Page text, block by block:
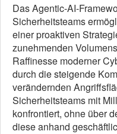
Das Agentic-AI-
Sicherheitsteams
einer proaktiven
zunehmenden
Raffinesse moderner
durch die steigende
verändernden
Sicherheitsteams mit
konfrontiert, ohne über
diese anhand